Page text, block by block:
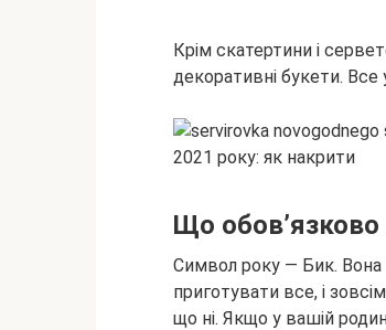
Крім скатертини і
декоративні букети. Все
Що обов’язково
Символ року — Бик. Вона
приготувати все, і
що ні. Якщо у вашій